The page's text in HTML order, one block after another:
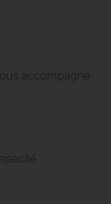
accompagne